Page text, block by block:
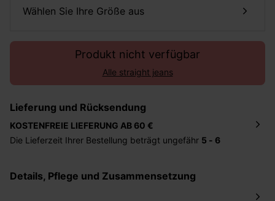
Wählen Sie Ihre Größe aus
Produkt nicht verfügbar
Alle straight jeans
Lieferung und Rücksendung
KOSTENFREIE LIEFERUNG AB 60 €
Die Lieferzeit Ihrer Bestellung beträgt ungefähr 5 - 6
betragen 2,95 Euro bei einem Bestellwert von unter 60
Details, Pflege und Zusammensetzung